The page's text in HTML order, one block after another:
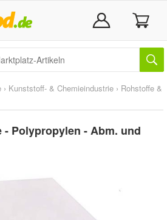
› Kunststoff- & Chemieindustrie › Rohstoffe &
- Polypropylen - Abm. und